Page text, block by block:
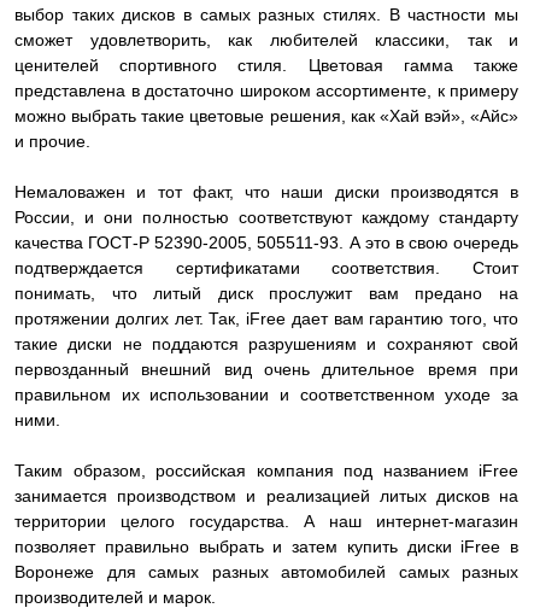
выбор таких дисков в самых разных стилях. В частности мы
сможет удовлетворить, как любителей классики, так и
ценителей спортивного стиля. Цветовая гамма также
представлена в достаточно широком ассортименте, к примеру
можно выбрать такие цветовые решения, как «Хай вэй», «Айс»
и прочие.
Немаловажен и тот факт, что наши диски производятся в
России, и они полностью соответствуют каждому стандарту
качества ГОСТ-Р 52390-2005, 505511-93. А это в свою очередь
подтверждается сертификатами соответствия. Стоит
понимать, что литый диск прослужит вам предано на
протяжении долгих лет. Так, iFree дает вам гарантию того, что
такие диски не поддаются разрушениям и сохраняют свой
первозданный внешний вид очень длительное время при
правильном их использовании и соответственном уходе за
ними.
Таким образом, российская компания под названием iFree
занимается производством и реализацией литых дисков на
территории целого государства. А наш интернет-магазин
позволяет правильно выбрать и затем купить диски iFree в
Воронеже для самых разных автомобилей самых разных
производителей и марок.